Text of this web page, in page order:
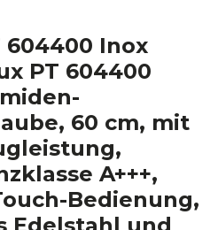
604400 Inox
PT 604400
60 cm, mit
A+++,
Bedienung,